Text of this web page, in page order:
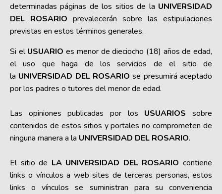
determinadas páginas de los sitios de la UNIVERSIDAD
DEL ROSARIO prevalecerán sobre las estipulaciones
previstas en estos términos generales.
Si elUSUARIO es menor de dieciocho (18) años de edad,
el uso que haga de los servicios de el sitio de
la UNIVERSIDAD DEL ROSARIO se presumirá aceptado
por los padres o tutores del menor de edad.
Las opiniones publicadas por los USUARIOS sobre
contenidos de estos sitios y portales no comprometen de
ninguna manera a la UNIVERSIDAD DEL ROSARIO.
El sitio de LA UNIVERSIDAD DEL ROSARIO contiene
links o vínculos a web sites de terceras personas, estos
links o vínculos se suministran para su conveniencia